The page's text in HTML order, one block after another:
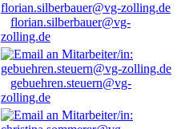
florian.silberbauer@vg-
zolling.de
gebuehren.steuern@vg-
zolling.de